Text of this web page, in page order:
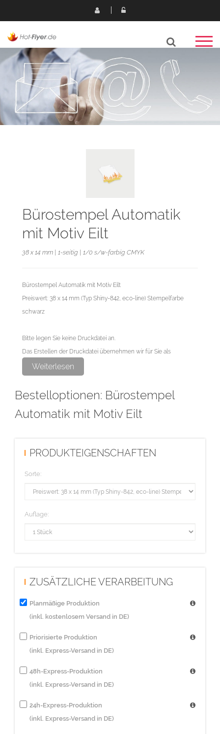
Bürostempel Automatik
mit Motiv Eilt
38 x 14 mm | 1-seitig | 1/0 s/w-farbig CMYK
Bürostempel Automatik mit Motiv Eilt
Preiswert: 38 x 14 mm (Typ Shiny-842, eco-line) Stempelfarbe
schwarz
Bitte legen Sie keine Druckdatei an.
Das Erstellen der Druckdatei übernehmen wir für Sie als
exklusiven Service.
Weiterlesen
Bestelloptionen: Bürostempel
Automatik mit Motiv Eilt
PRODUKTEIGENSCHAFTEN
Sorte:
Auflage:
ZUSÄTZLICHE VERARBEITUNG
Planmäßige Produktion
(inkl. kostenlosem Versand in DE)
Priorisierte Produktion
(inkl. Express-Versand in DE)
48h-Express-Produktion
(inkl. Express-Versand in DE)
24h-Express-Produktion
(inkl. Express-Versand in DE)